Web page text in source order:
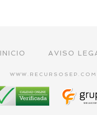
INICIO AVISO